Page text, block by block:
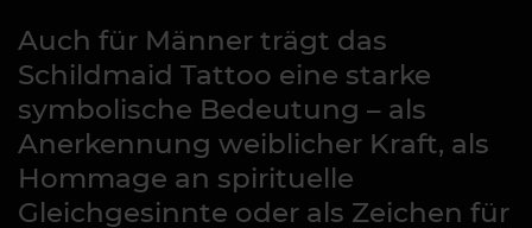
Auch für Männer trägt das
Schildmaid Tattoo eine starke
symbolische Bedeutung – als
Anerkennung weiblicher Kraft, als
Hommage an spirituelle
Gleichgesinnte oder als Zeichen für